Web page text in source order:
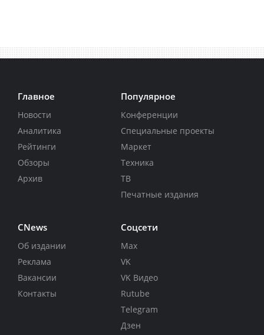
Главное
Новости
Аналитика
Рейтинги
Обзоры
Архив
Популярное
Конференции
Специальные проекты
Маркет
Техника
ТВ
Печатные издания
CNews
Об издании
Реклама
Вакансии
Контакты
Соцсети
Max
VK
VK Видео
Rutube
Telegram
Дзен